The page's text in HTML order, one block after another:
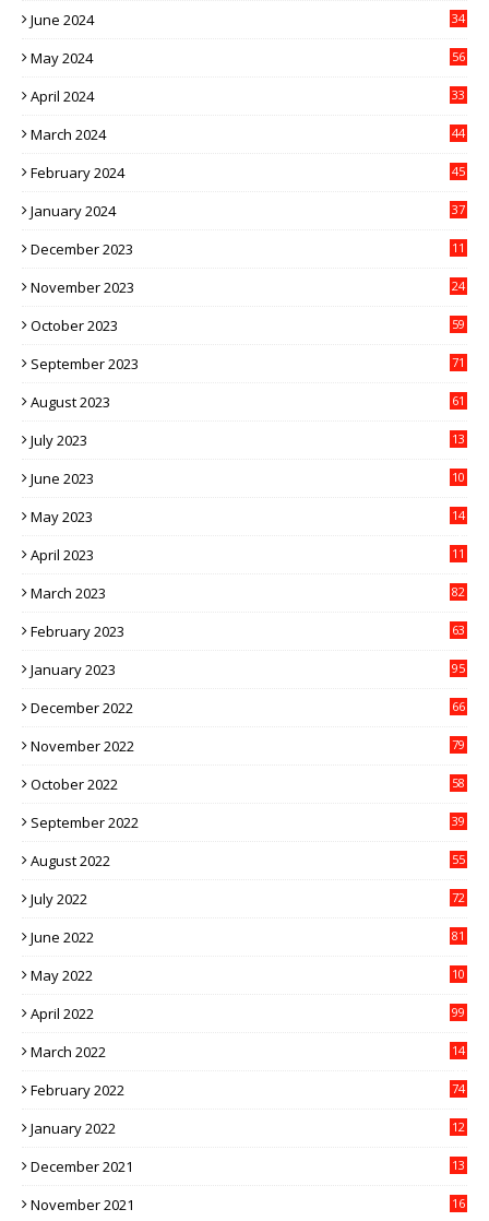
June 2024 34
May 2024 56
April 2024 33
March 2024 44
February 2024 45
January 2024 37
December 2023 11
November 2023 24
October 2023 59
September 2023 71
August 2023 61
July 2023
13
June 2023
10
May 2023
14
April 2023
11
March 2023 82
February 2023 63
January 2023 95
December 2022 66
November 2022 79
October 2022 58
September 2022 39
August 2022 55
July 2022 72
June 2022 81
May 2022
10
April 2022 99
March 2022
14
February 2022 74
January 2022
12
December 2021
13
November 2021
16